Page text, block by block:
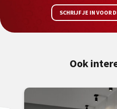
SCHRIJF JE IN VOOR
Ook